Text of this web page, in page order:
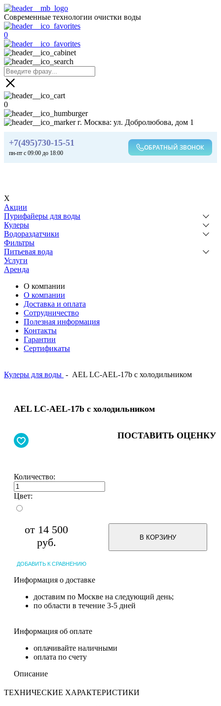
Современные технологии очистки воды
0
0
г. Москва: ул. Добролюбова, дом 1
+7(495)730-15-51
пн-пт с 09:00 до 18:00
ОБРАТНЫЙ ЗВОНОК
X
Акции
Пурифайеры для воды
Кулеры
Водораздатчики
Фильтры
Питьевая вода
Услуги
Аренда
О компании
О компании
Доставка и оплата
Сотрудничество
Полезная информация
Контакты
Гарантии
Сертификаты
Кулеры для воды - AEL LC-AEL-17b с холодильником
AEL LC-AEL-17b с холодильником
ПОСТАВИТЬ ОЦЕНКУ
Количество:
Цвет:
от 14 500
руб.
В КОРЗИНУ
ДОБАВИТЬ К СРАВНЕНИЮ
Информация о доставке
доставим по Москве на следующий день;
по области в течение 3-5 дней
Информация об оплате
оплачивайте наличными
оплата по счету
Описание
ТЕХНИЧЕСКИЕ ХАРАКТЕРИСТИКИ